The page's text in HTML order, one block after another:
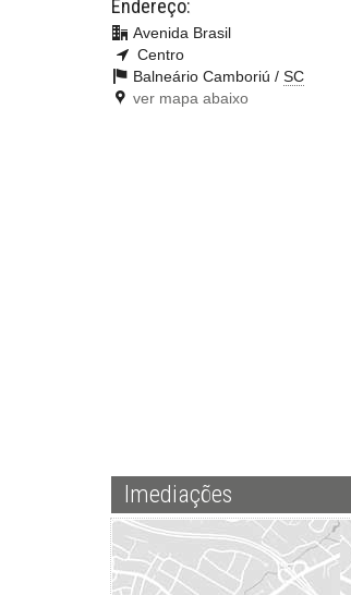
Endereço:
Avenida Brasil
Centro
Balneário Camboriú / SC
ver mapa abaixo
Imediações